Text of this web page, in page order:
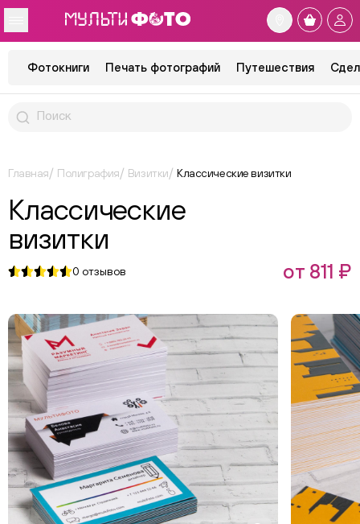
Фотокниги Печать фотографий Путешествия
Главная Полиграфия Визитки Классические визитки
Классические
визитки
0 отзывов от 811 ₽